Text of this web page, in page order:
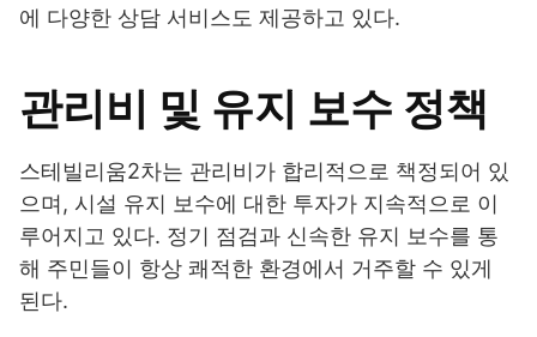
에 다양한 상담 서비스도 제공하고 있다.
관리비 및 유지 보수 정책
스테빌리움2차는 관리비가 합리적으로 책정되어 있
으며, 시설 유지 보수에 대한 투자가 지속적으로 이
루어지고 있다. 정기 점검과 신속한 유지 보수를 통
해 주민들이 항상 쾌적한 환경에서 거주할 수 있게
된다.